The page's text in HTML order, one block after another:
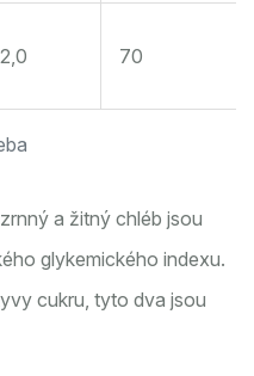
2,0 70
a žitný chléb jsou
glykemického indexu.
cukru, tyto dva jsou